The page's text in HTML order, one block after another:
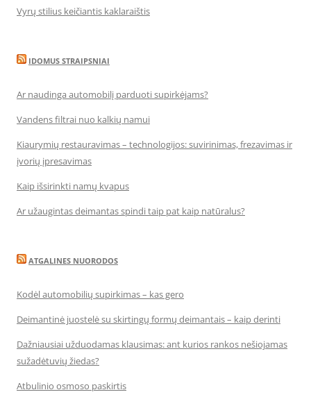
Vyrų stilius keičiantis kaklaraištis
IDOMUS STRAIPSNIAI
Ar naudinga automobilį parduoti supirkėjams?
Vandens filtrai nuo kalkių namui
Kiaurymių restauravimas – technologijos: suvirinimas, frezavimas ir
įvorių įpresavimas
Kaip išsirinkti namų kvapus
Ar užaugintas deimantas spindi taip pat kaip natūralus?
ATGALINES NUORODOS
Kodėl automobilių supirkimas – kas gero
Deimantinė juostelė su skirtingų formų deimantais – kaip derinti
Dažniausiai užduodamas klausimas: ant kurios rankos nešiojamas
sužadėtuvių žiedas?
Atbulinio osmoso paskirtis